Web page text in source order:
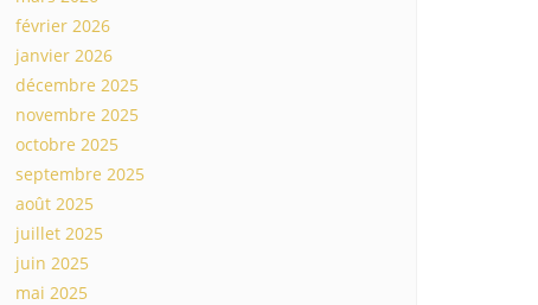
février 2026
janvier 2026
décembre 2025
novembre 2025
octobre 2025
septembre 2025
août 2025
juillet 2025
juin 2025
mai 2025